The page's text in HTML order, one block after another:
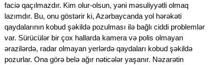
faciə qaçılmazdır. Kim olur-olsun, yəni məsuliyyətli olmaq
lazımdır. Bu, onu göstərir ki, Azərbaycanda yol hərəkəti
qaydalarının kobud şəkildə pozulması ilə bağlı ciddi problemlər
var. Sürücülər bir çox hallarda kamera və polis olmayan
ərazilərdə, radar olmayan yerlərdə qaydaları kobud şəkildə
pozurlar. Ona görə belə ağır nəticələr yaşanır. Nəzarətin